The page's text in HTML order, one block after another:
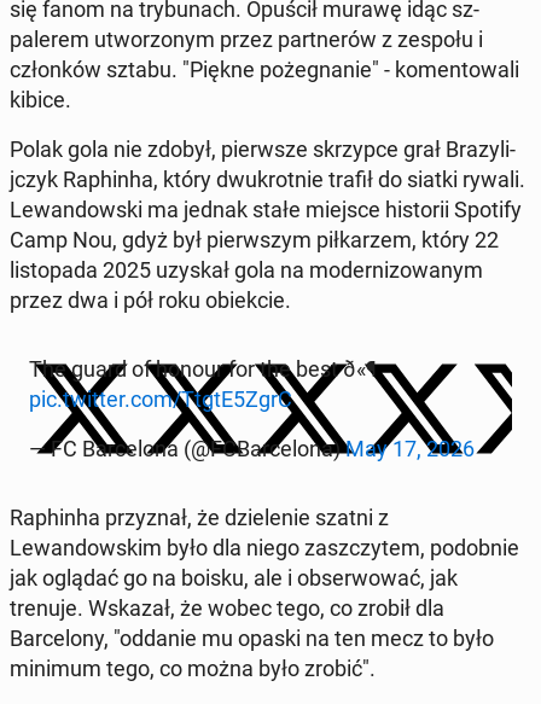
się fanom na try­bunach. Opuścił murawę idąc sz­
palerem ut­wor­zonym przez part­nerów z zespołu i
członków sztabu. "Piękne pożeg­nanie" - ko­men­towali
kibice.
Polak gola nie zdobył, pier­wsze skrzypce grał Brazyli­
jczyk Raphin­ha, który dwukrot­nie trafił do siatki rywali.
Lewandows­ki ma jednak stałe miejsce his­torii Spotify
Camp Nou, gdyż był pier­wszym piłkarzem, który 22
listopa­da 2025 uzyskał gola na mod­ern­i­zowanym
przez dwa i pół roku obiek­cie.
The guard of honour for the best ð«¶
pic.twitter.com/TtgtE5ZgrC
— FC Barcelona (@FCBarcelona)May 17, 2026
Raphin­ha przyz­nał, że dzie­le­nie szatni z
Lewandowskim było dla niego za­szczytem, podob­nie
jak oglądać go na boisku, ale i ob­ser­wować, jak
trenuje. Wskazał, że wobec tego, co zrobił dla
Barcelony, "oddanie mu opaski na ten mecz to było
minimum tego, co można było zrobić".